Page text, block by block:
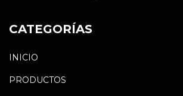
CATEGORÍAS
INICIO
PRODUCTOS